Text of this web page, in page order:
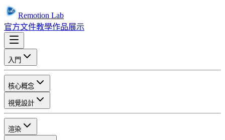
Remotion Lab
官方文件教學作品展示
入門
核心概念
視覺設計
渲染